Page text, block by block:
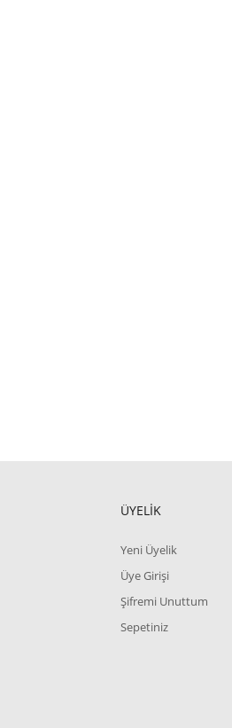
ÜYELİK
Yeni Üyelik
Üye Girişi
Şifremi Unuttum
Sepetiniz